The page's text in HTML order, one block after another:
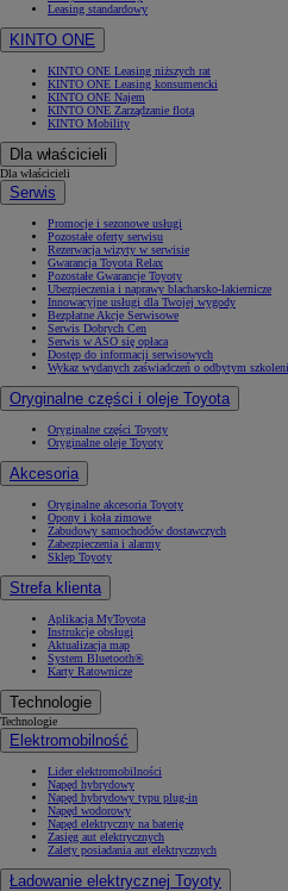
Leasing standardowy
KINTO ONE
KINTO ONE Leasing niższych rat
KINTO ONE Leasing konsumencki
KINTO ONE Najem
KINTO ONE Zarządzanie flotą
KINTO Mobility
Dla właścicieli
Dla właścicieli
Serwis
Promocje i sezonowe usługi
Pozostałe oferty serwisu
Rezerwacja wizyty w serwisie
Gwarancja Toyota Relax
Pozostałe Gwarancje Toyoty
Ubezpieczenia i naprawy blacharsko-lakiernicze
Innowacyjne usługi dla Twojej wygody
Bezpłatne Akcje Serwisowe
Serwis Dobrych Cen
Serwis w ASO się opłaca
Dostęp do informacji serwisowych
Wykaz wydanych zaświadczeń o odbytym
Oryginalne części i oleje Toyota
Oryginalne części Toyoty
Oryginalne oleje Toyoty
Akcesoria
Oryginalne akcesoria Toyoty
Opony i koła zimowe
Zabudowy samochodów dostawczych
Zabezpieczenia i alarmy
Sklep Toyoty
Strefa klienta
Aplikacja MyToyota
Instrukcje obsługi
Aktualizacja map
System Bluetooth®
Karty Ratownicze
Technologie
Technologie
Elektromobilność
Lider elektromobilności
Napęd hybrydowy
Napęd hybrydowy typu plug-in
Napęd wodorowy
Napęd elektryczny na baterię
Zasięg aut elektrycznych
Zalety posiadania aut elektrycznych
Ładowanie elektrycznej Toyoty